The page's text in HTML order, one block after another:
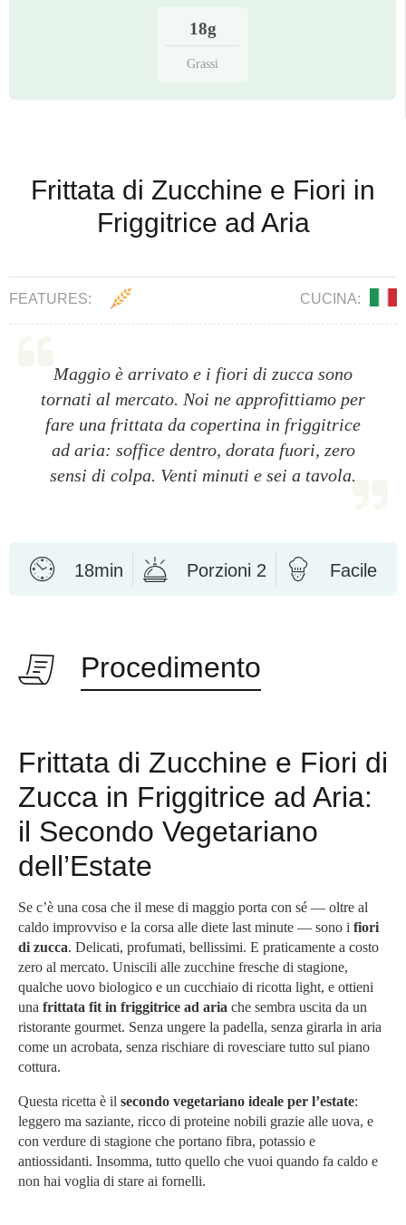
18g
Grassi
Frittata di Zucchine e Fiori in
Friggitrice ad Aria
FEATURES: CUCINA:
Maggio è arrivato e i fiori di zucca sono
tornati al mercato. Noi ne approfittiamo per
fare una frittata da copertina in friggitrice
ad aria: soffice dentro, dorata fuori, zero
sensi di colpa. Venti minuti e sei a tavola.
18min Porzioni 2 Facile
Procedimento
Frittata di Zucchine e Fiori di
Zucca in Friggitrice ad Aria:
il Secondo Vegetariano
dell’Estate
Se c’è una cosa che il mese di maggio porta con sé — oltre al
caldo improvviso e la corsa alle diete last minute — sono i fiori
di zucca. Delicati, profumati, bellissimi. E praticamente a costo
zero al mercato. Uniscili alle zucchine fresche di stagione,
qualche uovo biologico e un cucchiaio di ricotta light, e ottieni
una frittata fit in friggitrice ad aria che sembra uscita da un
ristorante gourmet. Senza ungere la padella, senza girarla in aria
come un acrobata, senza rischiare di rovesciare tutto sul piano
cottura.
Questa ricetta è il secondo vegetariano ideale per l’estate:
leggero ma saziante, ricco di proteine nobili grazie alle uova, e
con verdure di stagione che portano fibra, potassio e
antiossidanti. Insomma, tutto quello che vuoi quando fa caldo e
non hai voglia di stare ai fornelli.